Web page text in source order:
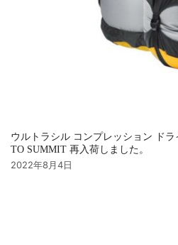
ウルトラシル コンプレッション ドラ
TO SUMMIT 再入荷しました。
2022年8月4日